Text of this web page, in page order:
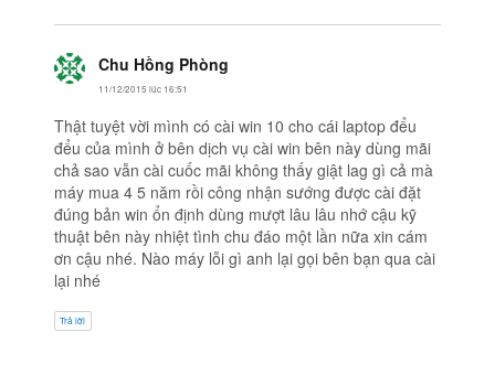
Chu Hồng Phòng
11/12/2015 lúc 16:51
Thật tuyệt vời mình có cài win 10 cho cái laptop đểu
đểu của mình ở bên dịch vụ cài win bên này dùng mãi
chả sao vẫn cài cuốc mãi không thấy giật lag gì cả mà
máy mua 4 5 năm rồi công nhận sướng được cài đặt
đúng bản win ổn định dùng mượt lâu lâu nhớ cậu kỹ
thuật bên này nhiệt tình chu đáo một lần nữa xin cám
ơn cậu nhé. Nào máy lỗi gì anh lại gọi bên bạn qua cài
lại nhé
Trả lời